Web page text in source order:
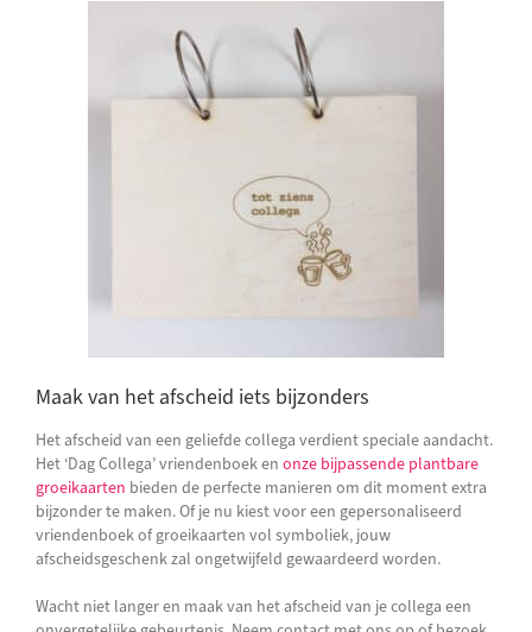
Maak van het afscheid iets bijzonders
Het afscheid van een geliefde collega verdient speciale aandacht.
Het ‘Dag Collega’ vriendenboek en onze bijpassende plantbare
groeikaarten bieden de perfecte manieren om dit moment extra
bijzonder te maken. Of je nu kiest voor een gepersonaliseerd
vriendenboek of groeikaarten vol symboliek, jouw
afscheidsgeschenk zal ongetwijfeld gewaardeerd worden.
Wacht niet langer en maak van het afscheid van je collega een